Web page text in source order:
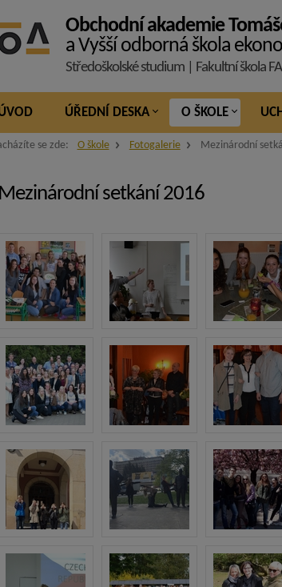
Obchodní akademie
a Vyšší odborná škola
Středoškolské studium | Fakultní škola
ÚŘEDNÍ DESKA O ŠKOLE
se zde: O škole Fotogalerie Mezinárodní
Mezinárodní setkání 2016